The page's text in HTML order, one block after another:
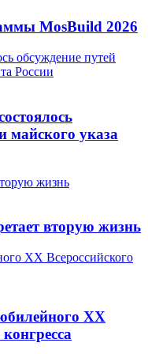
MosBuild 2026
обсуждение путей
России
майского указа
жизнь
вторую жизнь
XX Всероссийского
XX